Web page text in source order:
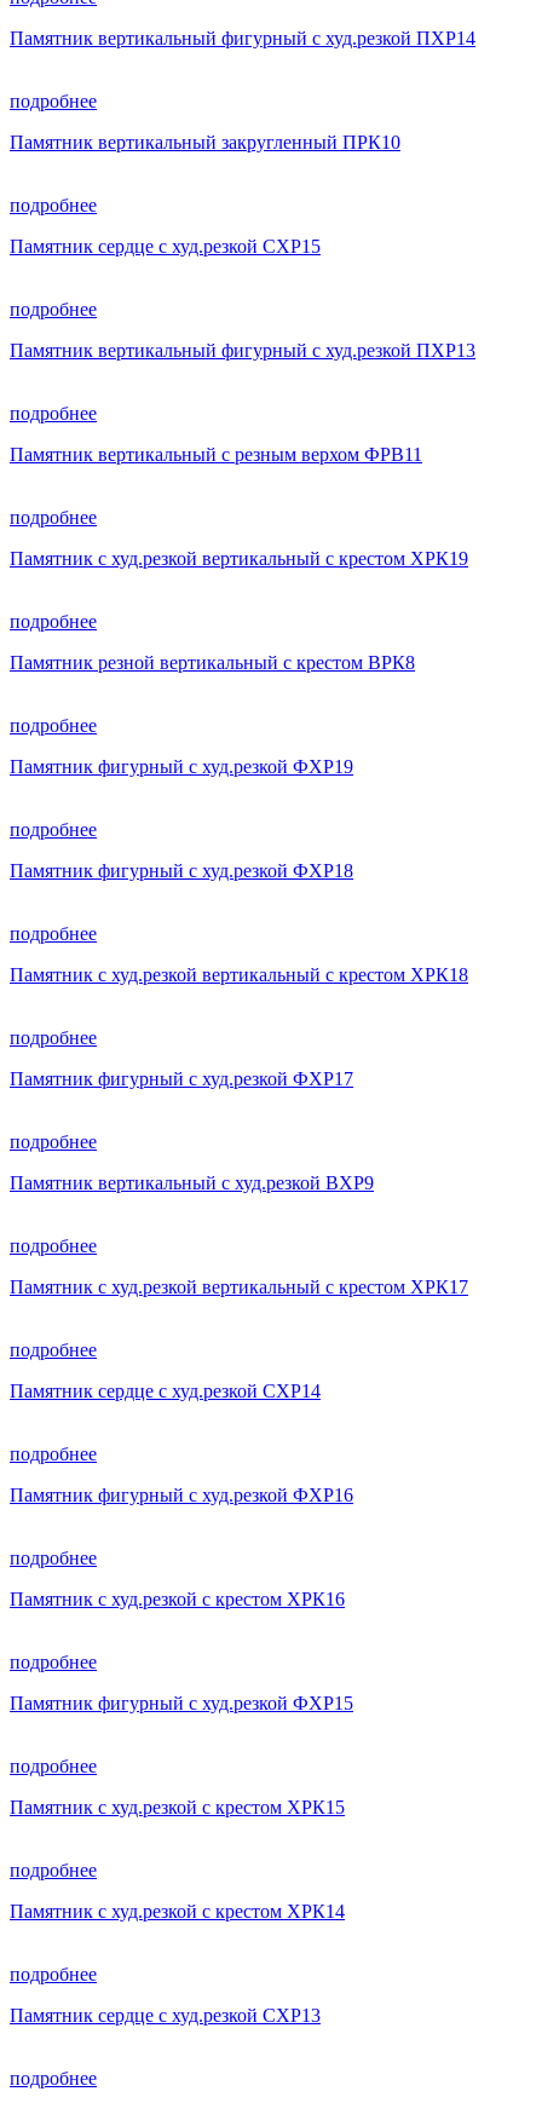
Памятник вертикальный фигурный с худ.резкой ПХР14
подробнее
Памятник вертикальный закругленный ПРК10
подробнее
Памятник сердце с худ.резкой СХР15
подробнее
Памятник вертикальный фигурный с худ.резкой ПХР13
подробнее
Памятник вертикальный с резным верхом ФРВ11
подробнее
Памятник с худ.резкой вертикальный с крестом ХРК19
подробнее
Памятник резной вертикальный с крестом ВРК8
подробнее
Памятник фигурный с худ.резкой ФХР19
подробнее
Памятник фигурный с худ.резкой ФХР18
подробнее
Памятник с худ.резкой вертикальный с крестом ХРК18
подробнее
Памятник фигурный с худ.резкой ФХР17
подробнее
Памятник вертикальный с худ.резкой ВХР9
подробнее
Памятник с худ.резкой вертикальный с крестом ХРК17
подробнее
Памятник сердце с худ.резкой СХР14
подробнее
Памятник фигурный с худ.резкой ФХР16
подробнее
Памятник с худ.резкой с крестом ХРК16
подробнее
Памятник фигурный с худ.резкой ФХР15
подробнее
Памятник с худ.резкой с крестом ХРК15
подробнее
Памятник с худ.резкой с крестом ХРК14
подробнее
Памятник сердце с худ.резкой СХР13
подробнее